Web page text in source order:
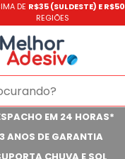
DE R$35 (SULDESTE) E R$50
REGIÕES
EM 24 HORAS*
3 ANOS DE GARANTIA